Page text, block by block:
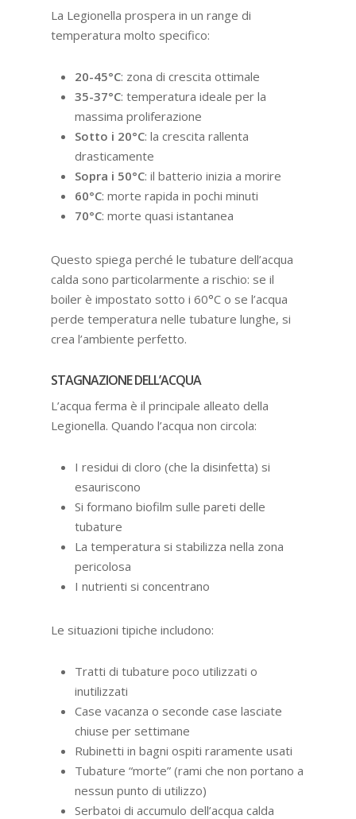
La Legionella prospera in un range di
temperatura molto specifico:
20-45°C: zona di crescita ottimale
35-37°C: temperatura ideale per la
massima proliferazione
Sotto i 20°C: la crescita rallenta
drasticamente
Sopra i 50°C: il batterio inizia a morire
60°C: morte rapida in pochi minuti
70°C: morte quasi istantanea
Questo spiega perché le tubature dell’acqua
calda sono particolarmente a rischio: se il
boiler è impostato sotto i 60°C o se l’acqua
perde temperatura nelle tubature lunghe, si
crea l’ambiente perfetto.
STAGNAZIONE DELL’ACQUA
L’acqua ferma è il principale alleato della
Legionella. Quando l’acqua non circola:
I residui di cloro (che la disinfetta) si
esauriscono
Si formano biofilm sulle pareti delle
tubature
La temperatura si stabilizza nella zona
pericolosa
I nutrienti si concentrano
Le situazioni tipiche includono:
Tratti di tubature poco utilizzati o
inutilizzati
Case vacanza o seconde case lasciate
chiuse per settimane
Rubinetti in bagni ospiti raramente usati
Tubature “morte” (rami che non portano a
nessun punto di utilizzo)
Serbatoi di accumulo dell’acqua calda